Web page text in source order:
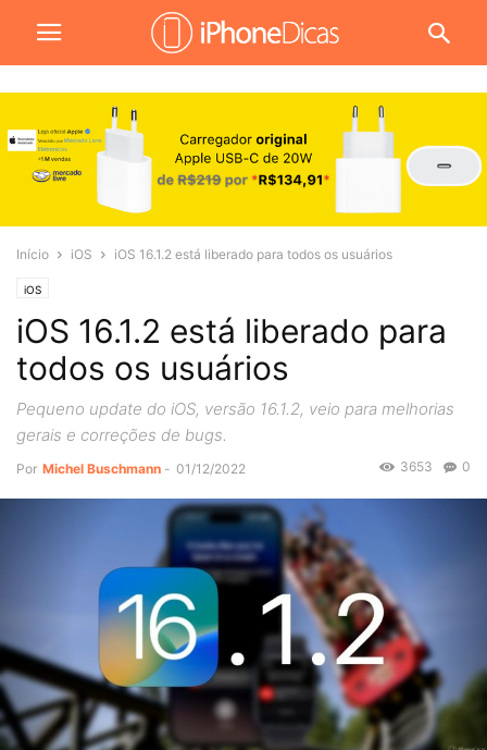
Início iOS iOS 16.1.2 está liberado para todos os usuários
iOS
iOS 16.1.2 está liberado para
todos os usuários
Pequeno update do iOS, versão 16.1.2, veio para melhorias
gerais e correções de bugs.
Por Michel Buschmann - 01/12/2022 0
3653